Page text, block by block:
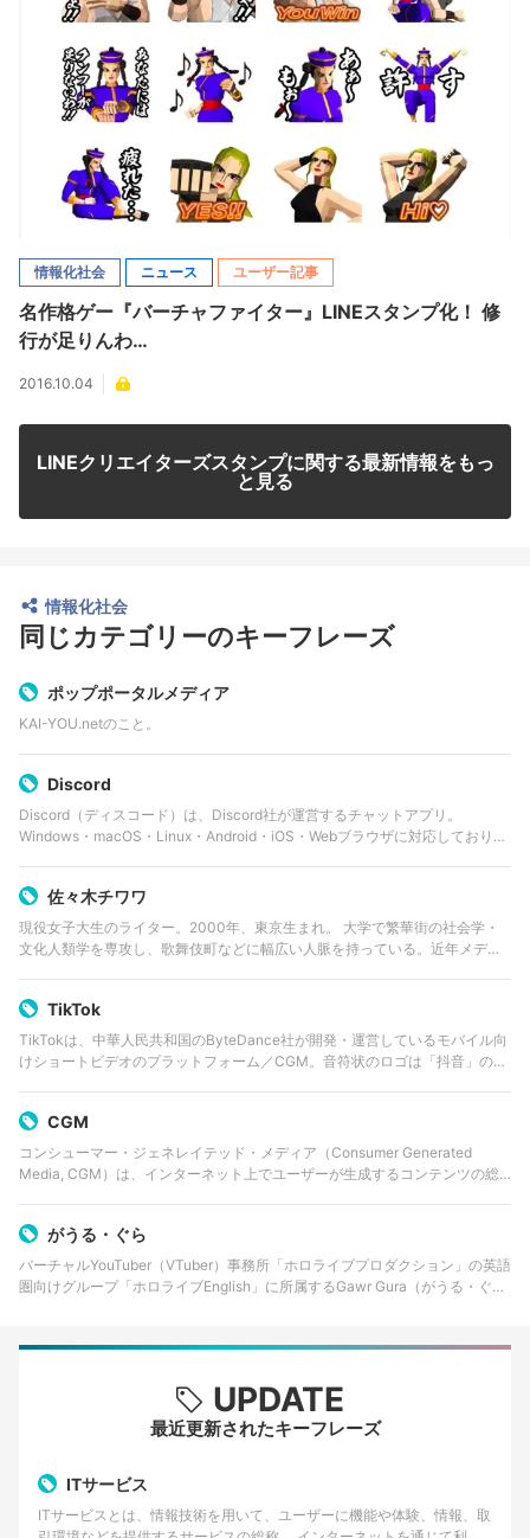
情報化社会 ニュース ユーザー記事
名作格ゲー『バーチャファイター』LINEスタンプ化！ 修
行が足りんわ…
2016.10.04
LINEクリエイターズスタンプに関する最新情報をもっ
と見る
情報化社会
同じカテゴリーのキーフレーズ
ポップポータルメディア
KAI-YOU.netのこと。
Discord
Discord（ディスコード）は、Discord社が運営するチャットアプリ。
Windows・macOS・Linux・Android・iOS・Webブラウザに対応しており、
佐々木チワワ
現役女子大生のライター。2000年、東京生まれ。 大学で繁華街の社会学・
文化人類学を専攻し、歌舞伎町などに幅広い人脈を持っている。近年メディ
TikTok
TikTokは、中華人民共和国のByteDance社が開発・運営しているモバイル向
けショートビデオのプラットフォーム／CGM。音符状のロゴは「抖音」の拼
CGM
コンシューマー・ジェネレイテッド・メディア（Consumer Generated
Media, CGM）は、インターネット上でユーザーが生成するコンテンツの総
がうる・ぐら
バーチャルYouTuber（VTuber）事務所「ホロライブプロダクション」の英語
圏向けグループ「ホロライブEnglish」に所属するGawr Gura（がうる・ぐ
UPDATE
最近更新されたキーフレーズ
ITサービス
ITサービスとは、情報技術を用いて、ユーザーに機能や体験、情報、取